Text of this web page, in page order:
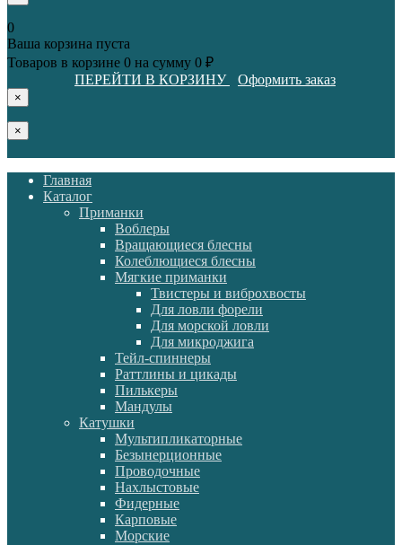
0
Ваша корзина пуста
Товаров в корзине 0 на сумму 0 ₽
ПЕРЕЙТИ В КОРЗИНУ
Оформить заказ
×
×
Главная
Каталог
Приманки
Воблеры
Вращающиеся блесны
Колеблющиеся блесны
Мягкие приманки
Твистеры и виброхвосты
Для ловли форели
Для морской ловли
Для микроджига
Тейл-спиннеры
Раттлины и цикады
Пилькеры
Мандулы
Катушки
Мультипликаторные
Безынерционные
Проводочные
Нахлыстовые
Фидерные
Карповые
Морские